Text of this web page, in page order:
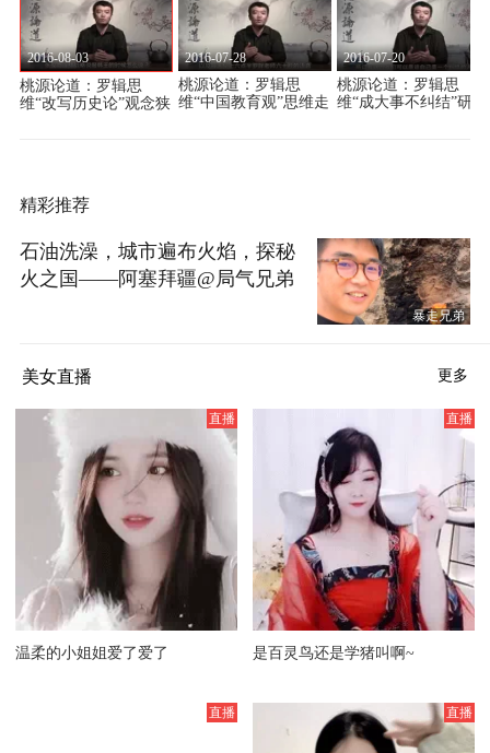
2016-08-03
桃源论道：罗辑思
维“改写历史论”观念狭
2016-07-28
桃源论道：罗辑思
维“中国教育观”思维走
2016-07-20
桃源论道：罗辑思
维“成大事不纠结”研究
精彩推荐
石油洗澡，城市遍布火焰，探秘
火之国——阿塞拜疆@局气兄弟
暴走兄弟
美女直播 更多
温柔的小姐姐爱了爱了 是百灵鸟还是学猪叫啊~